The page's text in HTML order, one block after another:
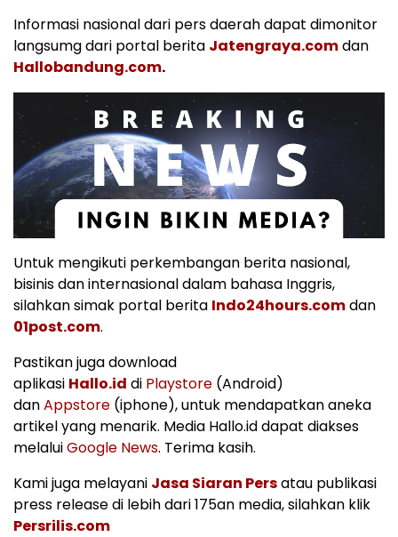
Informasi nasional dari pers daerah dapat dimonitor
langsumg dari portal berita Jatengraya.comdan
Hallobandung.com.
Untuk mengikuti perkembangan berita nasional,
bisinis dan internasional dalam bahasa Inggris,
silahkan simak portal berita Indo24hours.comdan
01post.com.
Pastikan juga download
aplikasi Hallo.id di Playstore (Android)
danAppstore (iphone), untuk mendapatkan aneka
artikel yang menarik. Media Hallo.id dapat diakses
melaluiGoogle News. Terima kasih.
Kami juga melayani Jasa Siaran Persatau publikasi
press release di lebih dari 175an media, silahkan klik
Persrilis.com